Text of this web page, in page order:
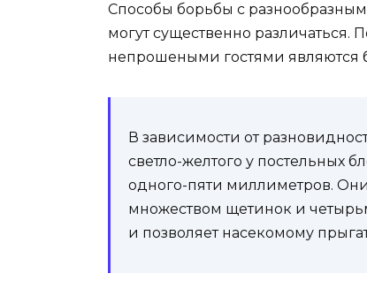
Способы борьбы с
могут существенно различаться.
непрошеными гостями являются
В зависимости от
светло-желтого у постельных
одного-пяти миллиметров.
множеством щетинок и
и позволяет насекомому